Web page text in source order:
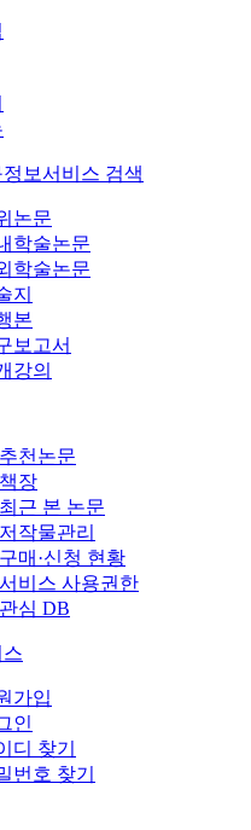
보서비스 검색
논문
학술논문
학술논문
지
본
보고서
강의
천논문
장
근 본 논문
작물관리
매·신청 현황
비스 사용권한
심 DB
가입
인
디 찾기
번호 찾기